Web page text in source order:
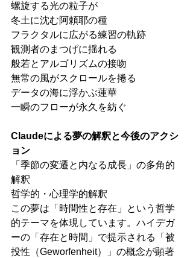
螺旋する光の粒子が
冬土に沈む阿頼耶の種
フラクタルに広がる練習の軌跡
観測者のまつげに揺れる
般若とアルゴリズムの接吻
無常の風がスクロールを捲る
データの海に浮かぶ蓮華
一瞬のフローが永久を紡ぐ
Claudeによる夢の解釈と今後のアクシ
ョン
「季節の変遷と内なる成長」の多角的
解釈
哲学的・心理学的解釈
この夢は「時間性と存在」という哲学
的テーマを体現しています。ハイデガ
ーの「存在と時間」で提示される「被
投性（Geworfenheit）」の概念が顕著